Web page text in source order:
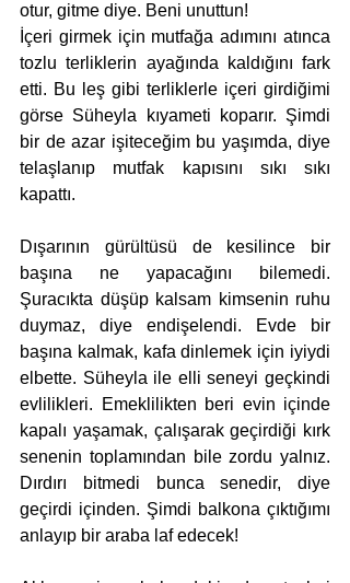
otur, gitme diye. Beni unuttun!
İçeri girmek için mutfağa adımını atınca
tozlu terliklerin ayağında kaldığını fark
etti. Bu leş gibi terliklerle içeri girdiğimi
görse Süheyla kıyameti koparır. Şimdi
bir de azar işiteceğim bu yaşımda, diye
telaşlanıp mutfak kapısını sıkı sıkı
kapattı.
Dışarının gürültüsü de kesilince bir
başına ne yapacağını bilemedi.
Şuracıkta düşüp kalsam kimsenin ruhu
duymaz, diye endişelendi. Evde bir
başına kalmak, kafa dinlemek için iyiydi
elbette. Süheyla ile elli seneyi geçkindi
evlilikleri. Emeklilikten beri evin içinde
kapalı yaşamak, çalışarak geçirdiği kırk
senenin toplamından bile zordu yalnız.
Dırdırı bitmedi bunca senedir, diye
geçirdi içinden. Şimdi balkona çıktığımı
anlayıp bir araba laf edecek!